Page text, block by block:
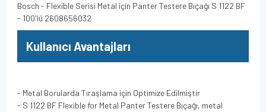
Bosch - Flexible Serisi Metal için Panter Testere Bıçağı S 1122 BF
- 100'lü 2608656032
Kullanıcı Avantajları
- Metal Borularda Tıraşlama için Optimize Edilmiştir
- S 1122 BF Flexible for Metal Panter Testere Bıçağı, metal